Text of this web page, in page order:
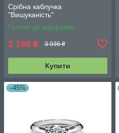
Срібна каблучка
"Вишуканість"
Готово до відправки
2 165 ₴ 3 936 ₴
Купити
–45%